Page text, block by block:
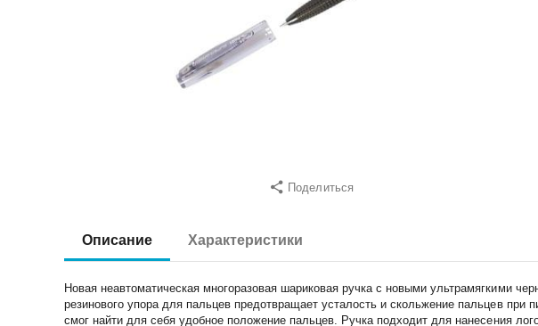
Поделиться
Описание Характеристики
Новая неавтоматическая многоразовая шариковая ручка с новыми ультрамягкими
резинового упора для пальцев предотвращает усталость и скольжение пальцев
смог найти для себя удобное положение пальцев. Ручка подходит для нанесения